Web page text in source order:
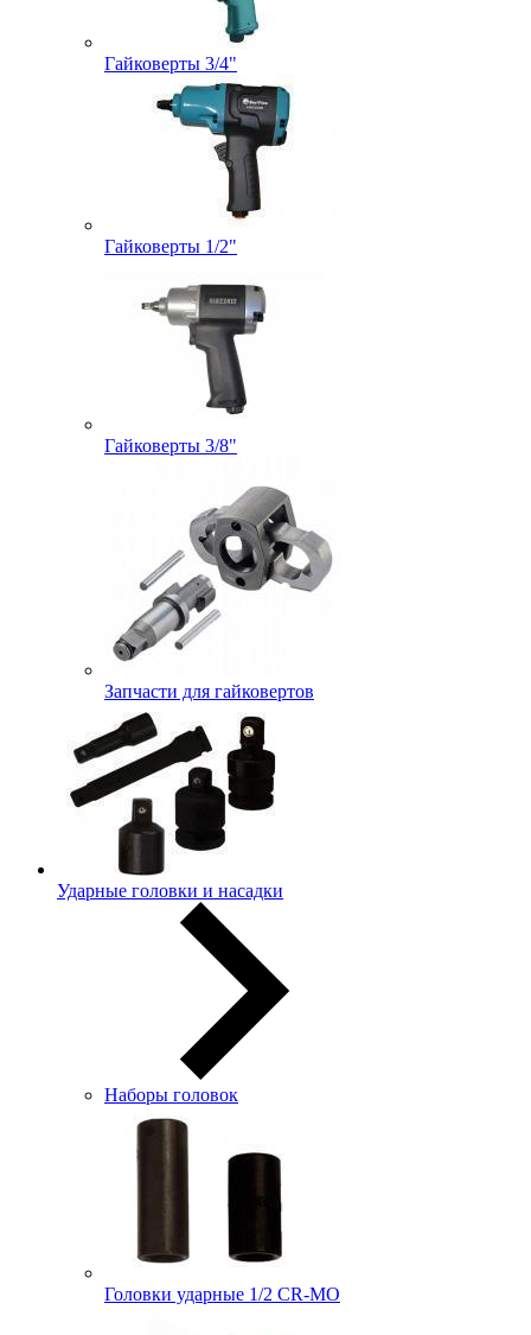
Гайковерты 3/4"
Гайковерты 1/2"
Гайковерты 3/8"
Запчасти для гайковертов
Ударные головки и насадки
Наборы головок
Головки ударные 1/2 CR-MO